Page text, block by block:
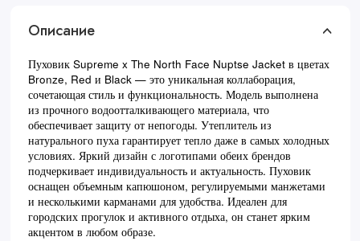
Описание
Пуховик Supreme x The North Face Nuptse Jacket в цветах
Bronze, Red и Black — это уникальная коллаборация,
сочетающая стиль и функциональность. Модель выполнена
из прочного водоотталкивающего материала, что
обеспечивает защиту от непогоды. Утеплитель из
натурального пуха гарантирует тепло даже в самых холодных
условиях. Яркий дизайн с логотипами обеих брендов
подчеркивает индивидуальность и актуальность. Пуховик
оснащен объемным капюшоном, регулируемыми манжетами
и несколькими карманами для удобства. Идеален для
городских прогулок и активного отдыха, он станет ярким
акцентом в любом образе.